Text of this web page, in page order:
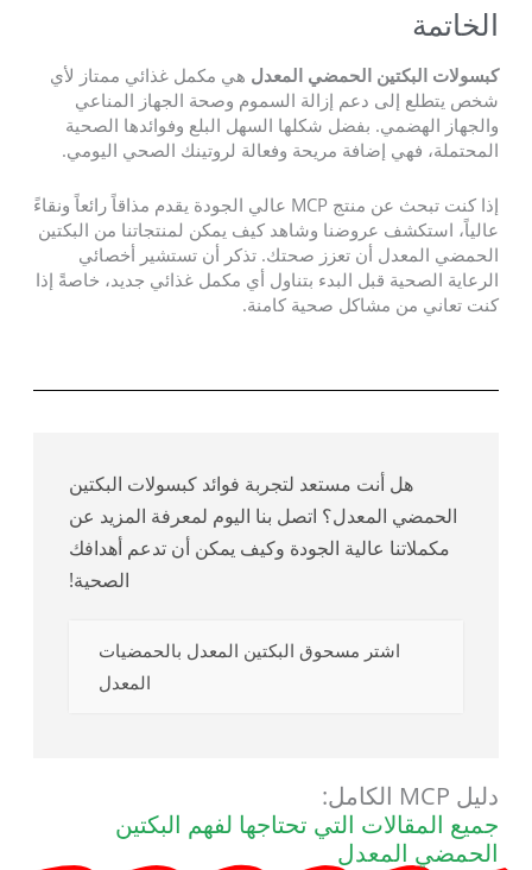
الخاتمة
كبسولات البكتين الحمضي المعدل هي مكمل غذائي ممتاز لأي
شخص يتطلع إلى دعم إزالة السموم وصحة الجهاز المناعي
والجهاز الهضمي. بفضل شكلها السهل البلع وفوائدها الصحية
المحتملة، فهي إضافة مريحة وفعالة لروتينك الصحي اليومي.
إذا كنت تبحث عن منتج MCP عالي الجودة يقدم مذاقاً رائعاً ونقاءً
عالياً، استكشف عروضنا وشاهد كيف يمكن لمنتجاتنا من البكتين
الحمضي المعدل أن تعزز صحتك. تذكر أن تستشير أخصائي
الرعاية الصحية قبل البدء بتناول أي مكمل غذائي جديد، خاصةً إذا
كنت تعاني من مشاكل صحية كامنة.
هل أنت مستعد لتجربة فوائد كبسولات البكتين
الحمضي المعدل؟ اتصل بنا اليوم لمعرفة المزيد عن
مكملاتنا عالية الجودة وكيف يمكن أن تدعم أهدافك
الصحية!
اشتر مسحوق البكتين المعدل بالحمضيات
المعدل
دليل MCP الكامل:
جميع المقالات التي تحتاجها لفهم البكتين
الحمضي المعدل